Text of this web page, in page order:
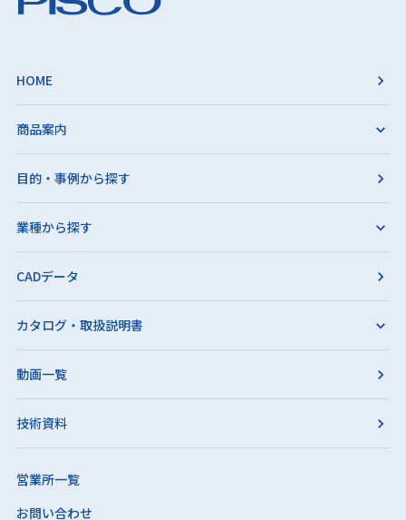
HOME
商品案内
目的・事例から探す
業種から探す
CADデータ
カタログ・取扱説明書
動画一覧
技術資料
営業所一覧
お問い合わせ